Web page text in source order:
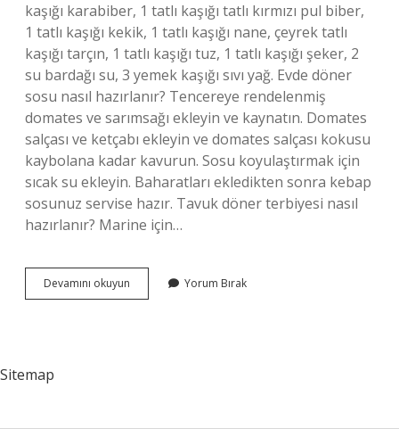
kaşığı karabiber, 1 tatlı kaşığı tatlı kırmızı pul biber,
1 tatlı kaşığı kekik, 1 tatlı kaşığı nane, çeyrek tatlı
kaşığı tarçın, 1 tatlı kaşığı tuz, 1 tatlı kaşığı şeker, 2
su bardağı su, 3 yemek kaşığı sıvı yağ. Evde döner
sosu nasıl hazırlanır? Tencereye rendelenmiş
domates ve sarımsağı ekleyin ve kaynatın. Domates
salçası ve ketçabı ekleyin ve domates salçası kokusu
kaybolana kadar kavurun. Sosu koyulaştırmak için
sıcak su ekleyin. Baharatları ekledikten sonra kebap
sosunuz servise hazır. Tavuk döner terbiyesi nasıl
hazırlanır? Marine için…
Devamını okuyun
Usulu
Yorum Bırak
Sitemap